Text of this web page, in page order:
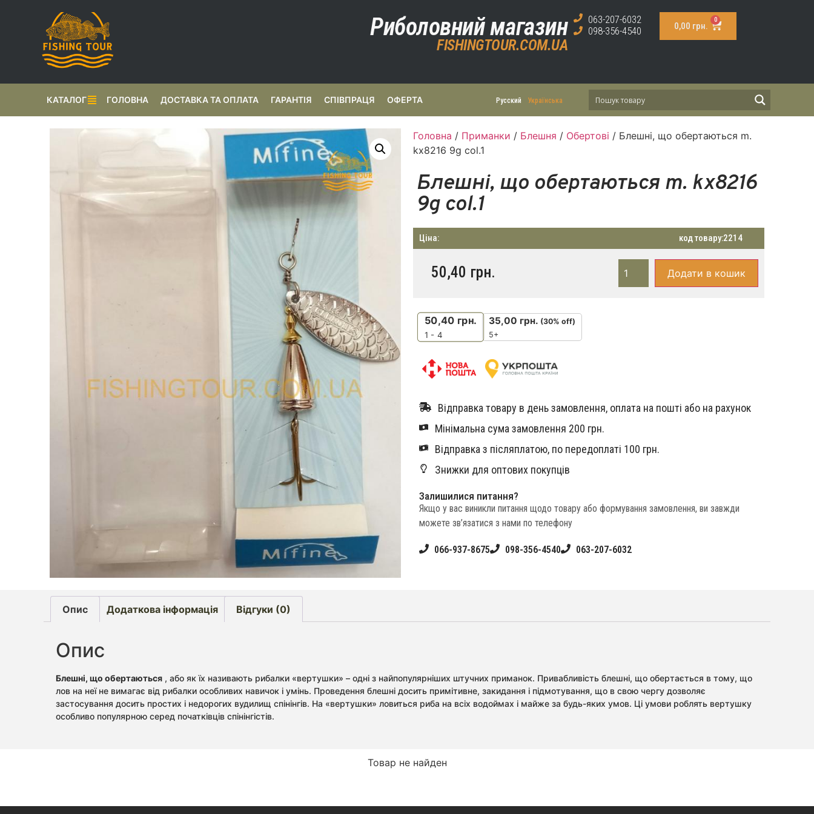
Риболовний магазин
FISHINGTOUR.COM.UA
063-207-6032
098-356-4540
0,00 грн.
0
Русский Українська
КАТАЛОГ ГОЛОВНА ДОСТАВКА ТА ОПЛАТА ГАРАНТІЯ СПІВПРАЦЯ ОФЕРТА
Головна / Приманки / Блешня / Обертові / Блешні, що обертаються m.
kx8216 9g col.1
Блешні, що обертаються m. kx8216
9g col.1
Ціна: код товару:2214
50,40 грн. Додати в кошик
50,40 грн.
1 - 4
35,00 грн. (30% off)
5+
Відправка товару в день замовлення, оплата на пошті або на рахунок
Мінімальна сума замовлення 200 грн.
Відправка з післяплатою, по передоплаті 100 грн.
Знижки для оптових покупців
Залишилися питання?
Якщо у вас виникли питання щодо товару або формування замовлення, ви завжди
можете зв’язатися з нами по телефону
066-937-8675 098-356-4540 063-207-6032
Опис Додаткова інформація Відгуки (0)
Опис
Блешні, що обертаються , або як їх називають рибалки «вертушки» – одні з найпопулярніших штучних приманок. Привабливість блешні, що обертається в тому, що
лов на неї не вимагає від рибалки особливих навичок і умінь. Проведення блешні досить примітивне, закидання і підмотування, що в свою чергу дозволяє
застосування досить простих і недорогих вудилищ спінінгів. На «вертушки» ловиться риба на всіх водоймах і майже за будь-яких умов. Ці умови роблять вертушку
особливо популярною серед початківців спінінгістів.
Товар не найден